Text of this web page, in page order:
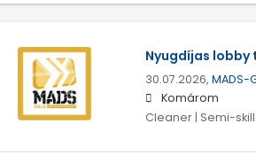
Nyugdíjas lobby
30.07.2026, MADS-
Komárom
Cleaner | Semi-